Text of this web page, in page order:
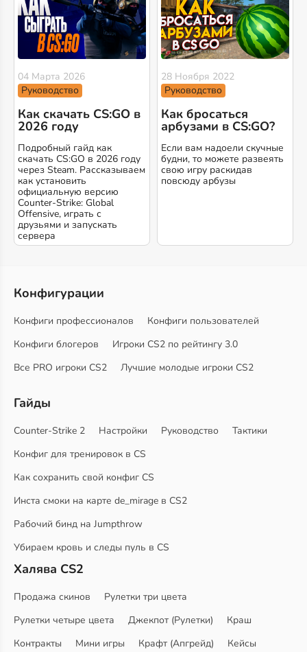
04 Марта 2026
Руководство
Как скачать CS:GO в
2026 году
Подробный гайд как
скачать CS:GO в 2026 году
через Steam. Рассказываем
как установить
официальную версию
Counter-Strike: Global
Offensive, играть с
друзьями и запускать
сервера
28 Ноября 2022
Руководство
Как бросаться
арбузами в CS:GO?
Если вам надоели скучные
будни, то можете развеять
свою игру раскидав
повсюду арбузы
Конфигурации
Конфиги профессионалов
Конфиги пользователей
Конфиги блогеров
Игроки CS2 по рейтингу 3.0
Все PRO игроки CS2
Лучшие молодые игроки CS2
Гайды
Counter-Strike 2 Настройки Руководство
Тактики
Конфиг для тренировок в CS
Как сохранить свой конфиг CS
Инста смоки на карте de_mirage в CS2
Рабочий бинд на Jumpthrow
Убираем кровь и следы пуль в CS
Халява CS2
Продажа скинов
Рулетки три цвета
Рулетки четыре цвета
Джекпот (Рулетки)
Краш
Контракты
Мини игры Крафт (Апгрейд)
Кейсы